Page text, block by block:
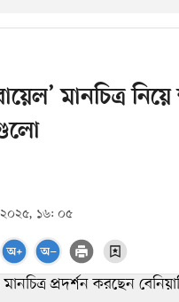
মানচিত্র নিয়ে
২০২৫, ১৬: ০৫